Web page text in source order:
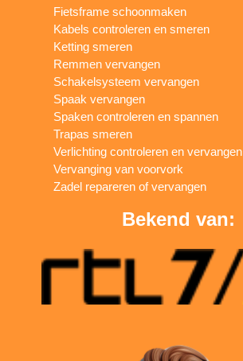
Fietsframe schoonmaken
Kabels controleren en smeren
Ketting smeren
Remmen vervangen
Schakelsysteem vervangen
Spaak vervangen
Spaken controleren en spannen
Trapas smeren
Verlichting controleren en vervangen
Vervanging van voorvork
Zadel repareren of vervangen
Bekend van: